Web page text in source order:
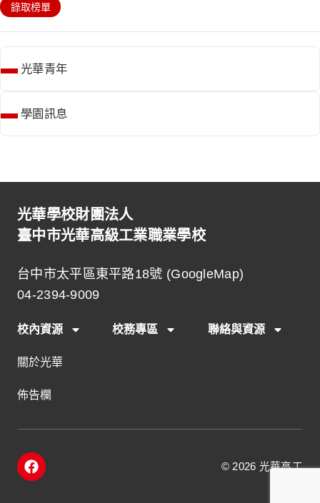
錄取榜單
光華青年
學園訊息
光華學校財團法人
臺中市光華高級工業職業學校
台中市太平區東平路18號 (GoogleMap)
04-2394-9009
校內資源
關於光華
佈告欄
校務專區 聯絡與資源
F
a
© 2026 光華高工